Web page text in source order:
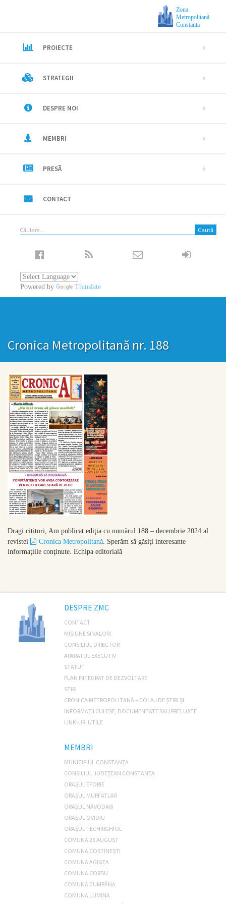
Zona
Metropolitanã
Constanţa
PROIECTE
STRATEGII
DESPRE NOI
MEMBRI
PRESÃ
CONTACT
Caută
Powered by Translate
Cronica Metropolitană nr. 188
Dragi cititori, Am publicat ediţia cu numărul 188 – decembrie 2024 al
revistei
Cronica Metropolitană. Sperăm să găsiţi interesante
informaţiile conţinute. Echipa editorială
DESPRE ZMC
CONTACT
MISIUNE SI VALORI
CONSILIUL DIRECTOR
APARATUL EXECUTIV
STATUT
PLAN INTEGRAT DE DEZVOLTARE
STIRI
CRONICA METROPOLITANĂ – COLAJ DE ȘTIRI ȘI
INFORMAȚII CULESE, DOCUMENTATE SAU PRELUATE
LINK-URI UTILE
MEMBRI
MUNICIPIUL CONSTANŢA
CONSILIUL JUDEŢEAN CONSTANŢA
ORAŞUL EFORIE
ORAŞUL MURFATLAR
ORAŞUL NĂVODARI
ORAŞUL OVIDIU
ORAŞUL TECHIRGHIOL
COMUNA 23 AUGUST
COMUNA COSTINEȘTI
COMUNA AGIGEA
COMUNA CORBU
COMUNA CUMPĂNA
COMUNA LUMINA